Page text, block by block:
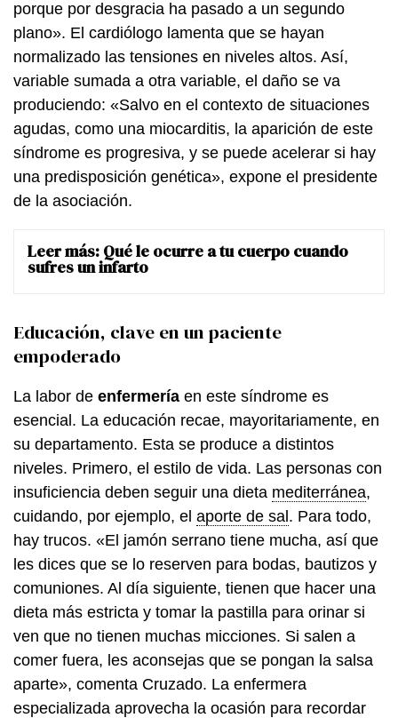
porque por desgracia ha pasado a un segundo
plano». El cardiólogo lamenta que se hayan
normalizado las tensiones en niveles altos. Así,
variable sumada a otra variable, el daño se va
produciendo: «Salvo en el contexto de situaciones
agudas, como una miocarditis, la aparición de este
síndrome es progresiva, y se puede acelerar si hay
una predisposición genética», expone el presidente
de la asociación.
Leer más: Qué le ocurre a tu cuerpo cuando
sufres un infarto
Educación, clave en un paciente
empoderado
La labor de enfermería en este síndrome es
esencial. La educación recae, mayoritariamente, en
su departamento. Esta se produce a distintos
niveles. Primero, el estilo de vida. Las personas con
insuficiencia deben seguir una dieta mediterránea,
cuidando, por ejemplo, el aporte de sal. Para todo,
hay trucos. «El jamón serrano tiene mucha, así que
les dices que se lo reserven para bodas, bautizos y
comuniones. Al día siguiente, tienen que hacer una
dieta más estricta y tomar la pastilla para orinar si
ven que no tienen muchas micciones. Si salen a
comer fuera, les aconsejas que se pongan la salsa
aparte», comenta Cruzado. La enfermera
especializada aprovecha la ocasión para recordar